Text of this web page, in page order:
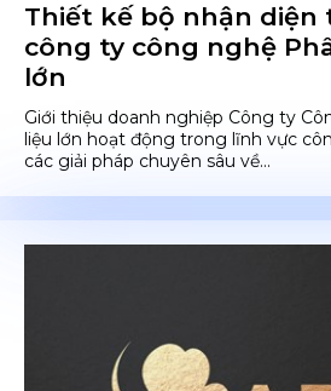
Thiết kế bộ nhận diện
công ty công nghệ
lớn
Giới thiệu doanh nghiệp Công ty
liệu lớn hoạt động trong lĩnh vực
các giải pháp chuyên sâu về...